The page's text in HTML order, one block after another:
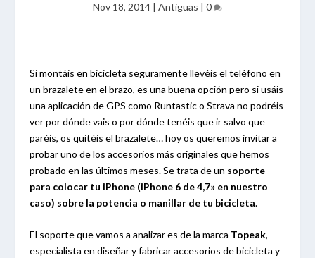
Nov 18, 2014 | Antiguas | 0
Si montáis en bicicleta seguramente llevéis el teléfono en
un brazalete en el brazo, es una buena opción pero si usáis
una aplicación de GPS como Runtastic o Strava no podréis
ver por dónde vais o por dónde tenéis que ir salvo que
paréis, os quitéis el brazalete… hoy os queremos invitar a
probar uno de los accesorios más originales que hemos
probado en las últimos meses. Se trata de un soporte
para colocar tu iPhone (iPhone 6 de 4,7» en nuestro
caso) sobre la potencia o manillar de tu bicicleta.
El soporte que vamos a analizar es de la marca Topeak,
especialista en diseñar y fabricar accesorios de bicicleta y